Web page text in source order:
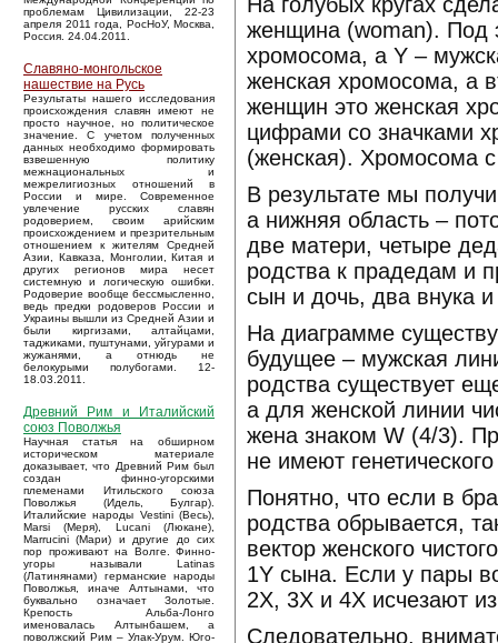
проблемам Цивилизации, 22-23
апреля 2011 года, РосНоУ, Москва,
Россия. 24.04.2011.
Славяно-монгольское
нашествие на Русь
Результаты нашего исследования
происхождения славян имеют не
просто научное, но политическое
значение. С учетом полученных
данных необходимо формировать
взвешенную политику
межнациональных и
межрелигиозных отношений в
России и мире. Современное
увлечение русских славян
родоверием, своим арийским
происхождением и презрительным
отношением к жителям Средней
Азии, Кавказа, Монголии, Китая и
других регионов мира несет
системную и логическую ошибки.
Родоверие вообще бессмысленно,
ведь предки родоверов России и
Украины вышли из Средней Азии и
были киргизами, алтайцами,
таджиками, пуштунами, уйгурами и
жужанями, а отнюдь не
белокурыми полубогами. 12-
18.03.2011.
Древний Рим и Италийский
союз Поволжья
Научная статья на обширном
историческом материале
доказывает, что Древний Рим был
создан финно-угорскими
племенами Итильского союза
Поволжья (Идель, Булгар).
Италийские народы Vestini (Весь),
Marsi (Меря), Lucani (Люкане),
Marrucini (Мари) и другие до сих
пор проживают на Волге. Финно-
угоры называли Latinas
(Латинянами) германские народы
Поволжья, иначе Алтынами, что
буквально означает Золотые.
Крепость Альба-Лонго
именовалась Алтынбашем, а
поволжский Рим – Улак-Урум. Юго-
женщина (woman). Под
хромосома, а Y –
женская хромосома, а
женщин это женская
цифрами со значками
(женская). Хромосома
В результате мы
а нижняя область –
две матери, четыре
родства к прадедам и
сын и дочь, два внука
На диаграмме
будущее – мужская
родства существует
а для женской линии
жена знаком W (4/3).
не имеют
Понятно, что если в
родства обрывается,
вектор женского
1Y сына. Если у пары
2X, 3X и 4X исчезают
Следовательно,